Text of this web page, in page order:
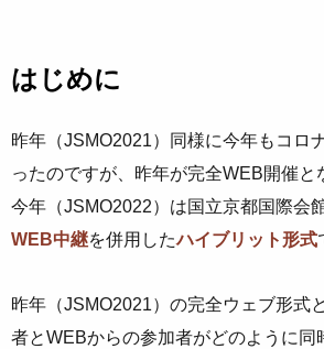
はじめに
昨年（JSMO2021）同様に今年もコロ
ったのですが、昨年が完全WEB開催と
今年（JSMO2022）は国立京都国際会
WEB中継を併用したハイブリット形式
昨年（JSMO2021）の完全ウェブ形式
者とWEBからの参加者がどのように同